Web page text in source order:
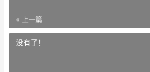
« 上一篇
没有了！